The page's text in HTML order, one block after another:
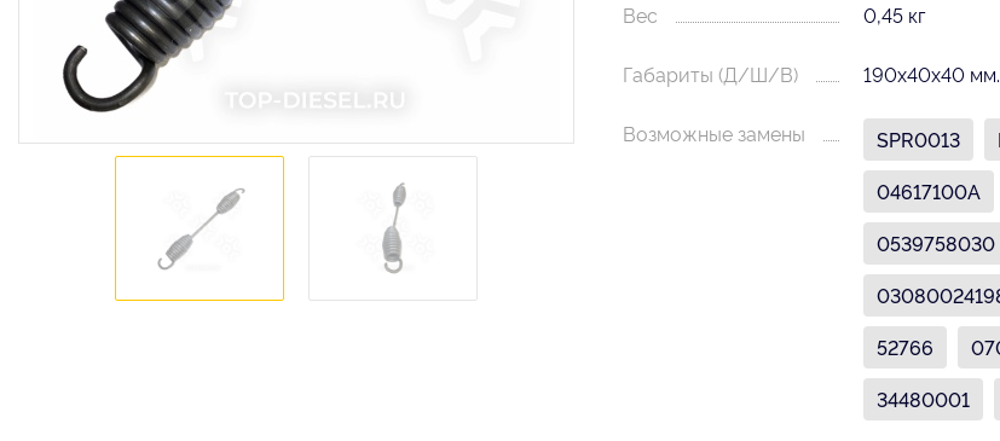
Вес 0,45 кг
Габариты (Д/Ш/В) 190х40х40 мм.
Возможные замены SPR0013
04617100A
0539758030
52766
34480001